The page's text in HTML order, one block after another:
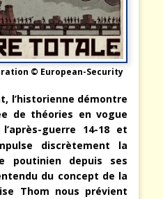
© European-Security
l’historienne démontre
de théories en vogue
guerre 14-18 et
discrètement la
poutinien depuis ses
du concept de la
Thom nous prévient